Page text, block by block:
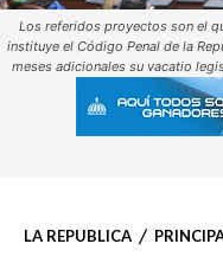
Los referidos proyectos son el
instituye el Código Penal de la
meses adicionales su vacatio
LA REPUBLICA